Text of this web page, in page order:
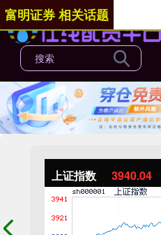
上证指数 3940.04
富明证券 相关话题